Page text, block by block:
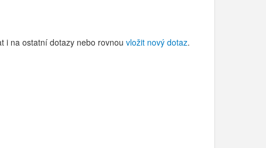
i na ostatní dotazy nebo rovnou vložit nový dotaz.